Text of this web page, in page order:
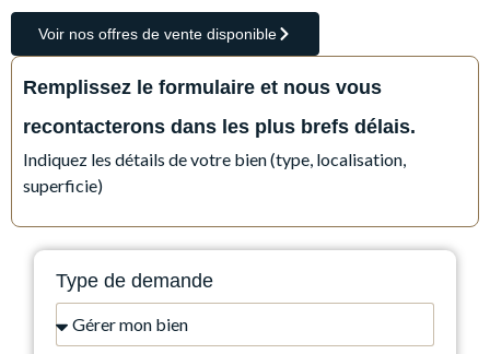
Voir nos offres de vente disponible
Remplissez le formulaire et nous vous
recontacterons dans les plus brefs délais.
Indiquez les détails de votre bien (type, localisation,
superficie)
Type de demande